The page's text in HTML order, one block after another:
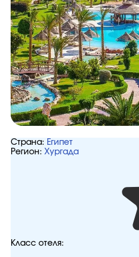
Страна: Египет
Регион: Хургада
Класс отеля: